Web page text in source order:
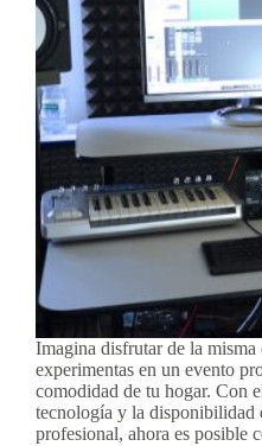
Imagina disfrutar de la
experimentas en un evento
comodidad de tu hogar. Con
tecnología y la disponibilidad
profesional, ahora es posible